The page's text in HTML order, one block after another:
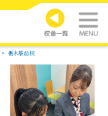
栃木駅前校